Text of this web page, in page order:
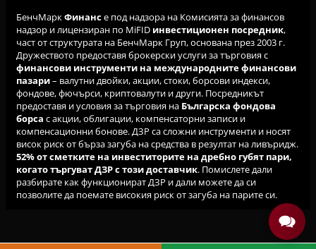
БенчМаркФинансе под надзора на Комисията за финансов
надзор и лицензиран по MiFID инвестиционен посредник,
част от структурата на БенчМарк Груп, основана през 2003 г.
Дружеството предоставя брокерски услуги за търговия с
финансови инструменти на международните финансови
пазари– валутни двойки, акции, стоки, борсови индекси,
фондове, фючърси, криптовалути и други. Посредникът
предоставя и условия за търговия на Българска фондова
борса с акции, облигации, компенсаторни записи и
компенсационни бонове. ДЗР са сложни инструменти и носят
висок риск от бърза загуба на средства в резултат на ливъридж.
52% от сметките на инвеститорите на дребно губят пари,
когато търгуват ДЗР с този доставчик. Помислете дали
разбирате как функционират ДЗР и дали можете да си
позволите да поемате високия риск от загуба на парите си.